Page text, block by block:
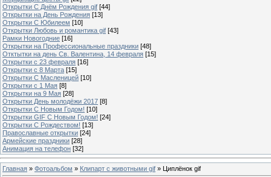
Открытки С Днём Рождения gif [44]
Открытки на День Рождения [13]
Открытки С Юбилеем [10]
Открытки Любовь и романтика gif [43]
Рамки Новогодние [16]
Открытки на Профессиональные праздники [48]
Отктытки на день Св. Валентина, 14 февраля [15]
Открытки с 23 февраля [16]
Открытки с 8 Марта [15]
Открытки С Масленицей [10]
Открытки с 1 Мая [8]
Открытки на 9 Мая [28]
Открытки День молодёжи 2017 [8]
Открытки С Новым Годом! [10]
Открытки GIF С Новым Годом! [24]
Открытки С Рождеством! [13]
Православные открытки [24]
Армейские праздники [28]
Анимация на телефон [32]
Главная » Фотоальбом » Клипарт с животными gif » Циплёнок gif